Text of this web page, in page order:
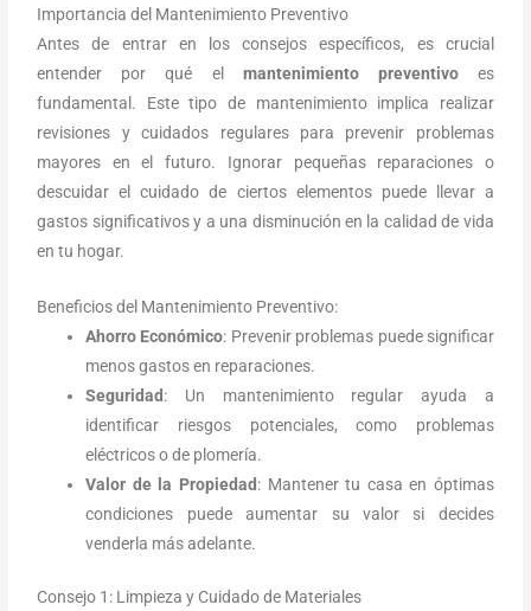
Importancia del Mantenimiento Preventivo
Antes de entrar en los consejos específicos, es crucial
entender por qué el mantenimiento preventivoes
fundamental. Este tipo de mantenimiento implica realizar
revisiones y cuidados regulares para prevenir problemas
mayores en el futuro. Ignorar pequeñas reparaciones o
descuidar el cuidado de ciertos elementos puede llevar a
gastos significativos y a una disminución en la calidad de vida
en tu hogar.
Beneficios del Mantenimiento Preventivo:
Ahorro Económico: Prevenir problemas puede significar
menos gastos en reparaciones.
Seguridad: Un mantenimiento regular ayuda a
identificar riesgos potenciales, como problemas
eléctricos o de plomería.
Valor de la Propiedad: Mantener tu casa en óptimas
condiciones puede aumentar su valor si decides
venderla más adelante.
Consejo 1: Limpieza y Cuidado de Materiales